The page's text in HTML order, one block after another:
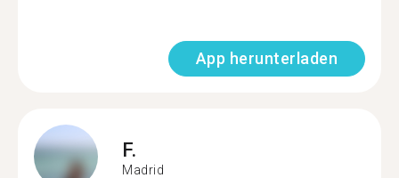
App herunterladen
F.
Madrid